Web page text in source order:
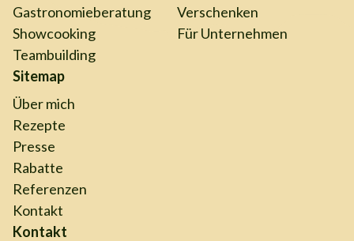
Gastronomieberatung
Showcooking
Teambuilding
Verschenken
Für Unternehmen
Sitemap
Über mich
Rezepte
Presse
Rabatte
Referenzen
Kontakt
Kontakt